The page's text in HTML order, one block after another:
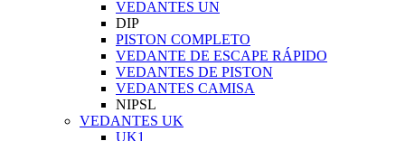
VEDANTES UN
DIP
PISTON COMPLETO
VEDANTE DE ESCAPE RÁPIDO
VEDANTES DE PISTON
VEDANTES CAMISA
NIPSL
VEDANTES UK
UK1